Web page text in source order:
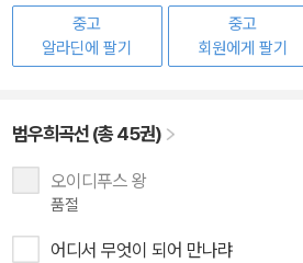
중고
알라딘에 팔기
중고
회원에게 팔기
범우희곡선 (총 45권)
오이디푸스 왕
품절
어디서 무엇이 되어 만나랴